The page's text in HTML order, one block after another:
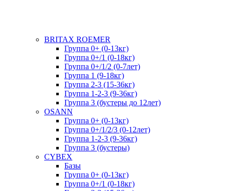
BRITAX ROEMER
Группа 0+ (0-13кг)
Группа 0+/1 (0-18кг)
Группа 0+/1/2 (0-7лет)
Группа 1 (9-18кг)
Группа 2-3 (15-36кг)
Группа 1-2-3 (9-36кг)
Группа 3 (бустеры до 12лет)
OSANN
Группа 0+ (0-13кг)
Группа 0+/1/2/3 (0-12лет)
Группа 1-2-3 (9-36кг)
Группа 3 (бустеры)
CYBEX
Базы
Группа 0+ (0-13кг)
Группа 0+/1 (0-18кг)